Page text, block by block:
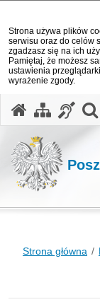
Strona używa plików
serwisu oraz do celów
zgadzasz się na ich
Pamiętaj, że możesz
ustawienia
wyrażenie zgody.
Strona główna